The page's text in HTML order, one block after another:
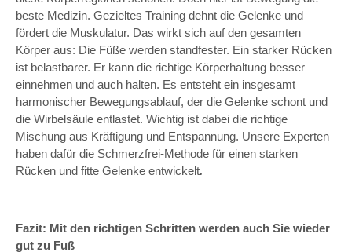
beste Medizin. Gezieltes Training dehnt die Gelenke und
fördert die Muskulatur. Das wirkt sich auf den gesamten
Körper aus: Die Füße werden standfester. Ein starker Rücken
ist belastbarer. Er kann die richtige Körperhaltung besser
einnehmen und auch halten. Es entsteht ein insgesamt
harmonischer Bewegungsablauf, der die Gelenke schont und
die Wirbelsäule entlastet. Wichtig ist dabei die richtige
Mischung aus Kräftigung und Entspannung. Unsere Experten
haben dafür die Schmerzfrei-Methode für einen starken
Rücken und fitte Gelenke entwickelt.
Fazit: Mit den richtigen Schritten werden auch Sie wieder
gut zu Fuß